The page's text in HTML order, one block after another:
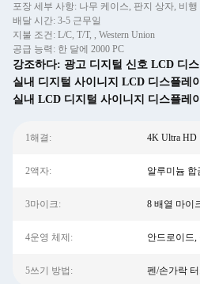
포장 세부 사항: 나무 케이스, 판지 상자, 비
배달 시간: 3-5 근무일
지불 조건: L/C, T/T, , Western Union
공급 능력: 한 달에 2000 PC
강조하다: 광고 디지털 신호 LCD 디스
실내 디지털 사이니지 LCD 디스플레이
실내 LCD 디지털 사이니지 디스플레이
1해결: 4K Ultra HD
2액자: 알루미늄 합
3마이크: 8 배열 마이
4운영 체제: 안드로이드,
5쓰기 방법: 펜/손가락 터